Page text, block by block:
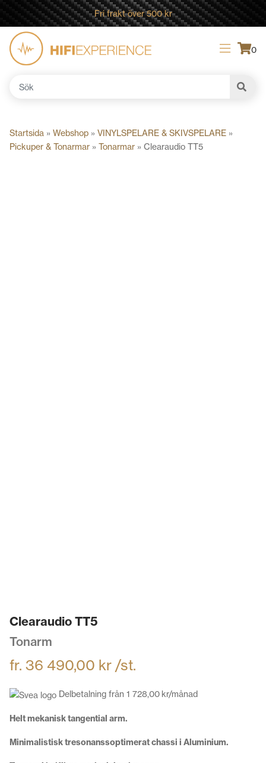
Fri frakt över 500 kr
0
Startsida » Webshop » VINYLSPELARE & SKIVSPELARE »
Pickuper & Tonarmar » Tonarmar » Clearaudio TT5
Clearaudio TT5
Tonarm
fr. 36 490,00 kr /st.
Delbetalning från 1 728,00 kr/månad
Helt mekanisk tangential arm.
Minimalistisk tresonanssoptimerat chassi i Aluminium.